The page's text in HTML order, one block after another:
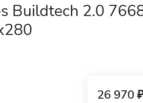
Buildtech 2.0
26 970